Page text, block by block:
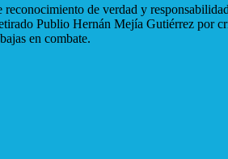
reconocimiento de verdad y
Publio Hernán Mejía Gutiérrez por
en combate.